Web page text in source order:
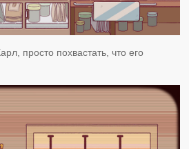
просто похвастать, что его